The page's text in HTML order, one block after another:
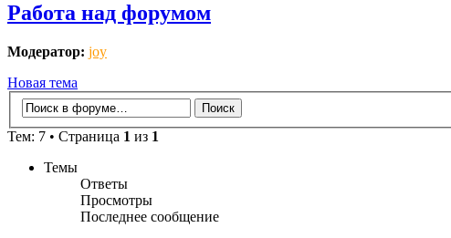
Работа над форумом
Модератор: joy
Новая тема
Тем: 7 • Страница 1 из 1
Темы
Ответы
Просмотры
Последнее сообщение